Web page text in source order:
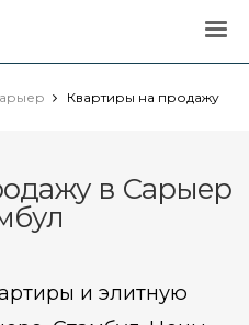
Квартиры на продажу
в Сарыер
и элитную